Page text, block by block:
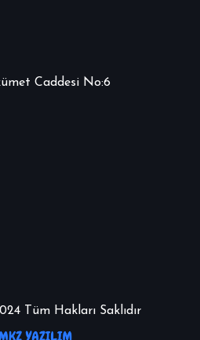
Caddesi No:6
Tüm Hakları Saklıdır